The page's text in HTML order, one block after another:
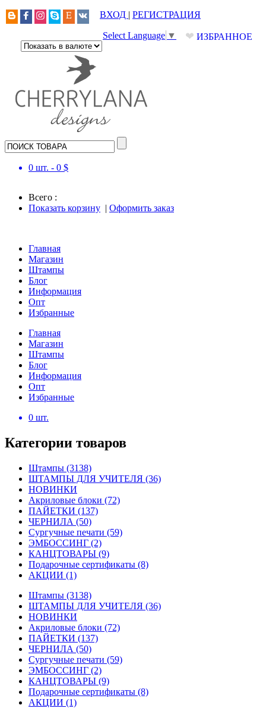
ВХОД | РЕГИСТРАЦИЯ
❤ ИЗБРАННОЕ
Select Language ▼
0 шт. - 0 $
Всего :
Показать корзину | Оформить заказ
Главная
Магазин
Штампы
Блог
Информация
Опт
Избранные
Главная
Магазин
Штампы
Блог
Информация
Опт
Избранные
0 шт.
Категории товаров
Штампы (3138)
ШТАМПЫ ДЛЯ УЧИТЕЛЯ (36)
НОВИНКИ
Акриловые блоки (72)
ПАЙЕТКИ (137)
ЧЕРНИЛА (50)
Сургучные печати (59)
ЭМБОССИНГ (2)
КАНЦТОВАРЫ (9)
Подарочные сертификаты (8)
АКЦИИ (1)
Штампы (3138)
ШТАМПЫ ДЛЯ УЧИТЕЛЯ (36)
НОВИНКИ
Акриловые блоки (72)
ПАЙЕТКИ (137)
ЧЕРНИЛА (50)
Сургучные печати (59)
ЭМБОССИНГ (2)
КАНЦТОВАРЫ (9)
Подарочные сертификаты (8)
АКЦИИ (1)